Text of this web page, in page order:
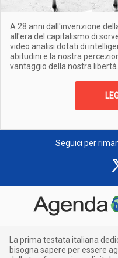
A 28 anni dall'invenzione
all'era del capitalismo di
video analisi dotati di
abitudini e la nostra
vantaggio della nostra
Seguici per
La prima testata italiana
bisogna sapere per essere